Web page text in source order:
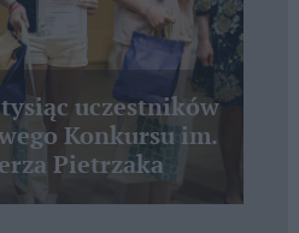
uczestników
Konkursu im.
Pietrzaka